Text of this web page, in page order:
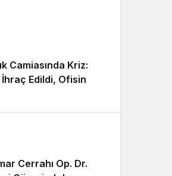
Camiasında Kriz:
Edildi, Ofisin
Büyüyor!
Cerrahı Op. Dr.